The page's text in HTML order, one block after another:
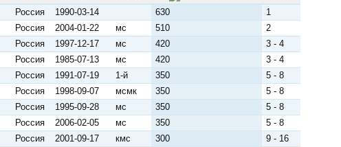
Россия 1990-03-14 630
1
Россия 2004-01-22 мс 510
2
Россия 1997-12-17 мс 420
3 - 4
Россия 1985-07-13 мс 420
3 - 4
Россия 1991-07-19 1-й 350
5 - 8
Россия 1998-09-07 мсмк 350
5 - 8
Россия 1995-09-28 мс 350
5 - 8
Россия 2006-02-05 мс 350
5 - 8
Россия 2001-09-17 кмс 300
9 - 16